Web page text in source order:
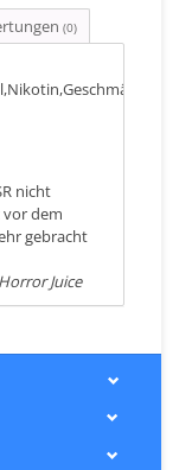
(0)
nicht
dem
gebracht
Juice